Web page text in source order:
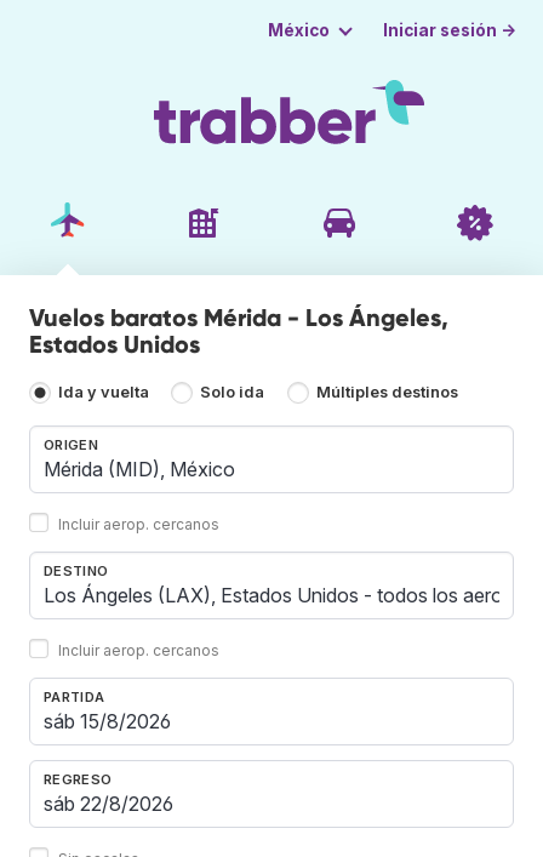
México Iniciar sesión →
Vuelos baratos Mérida - Los Ángeles,
Estados Unidos
Ida y vuelta Solo ida Múltiples destinos
ORIGEN
Incluir aerop. cercanos
DESTINO
Incluir aerop. cercanos
PARTIDA
REGRESO